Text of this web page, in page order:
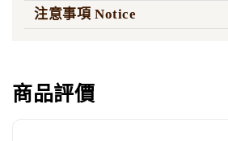
注意事項 Notice
商品評價